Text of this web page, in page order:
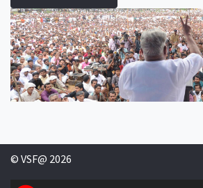
© VSF@ 2026